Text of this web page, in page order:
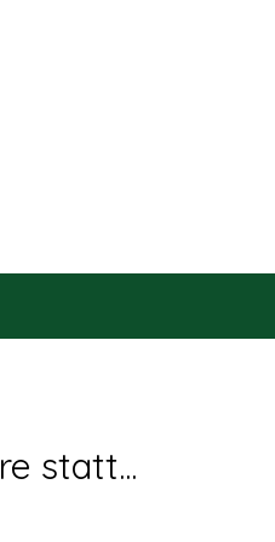
statt...